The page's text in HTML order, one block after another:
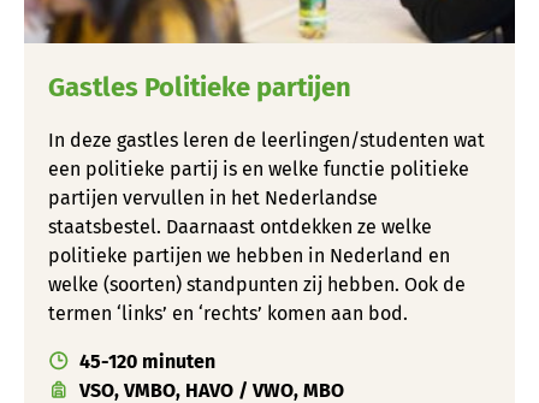
Gastles Politieke partijen
In deze gastles leren de leerlingen/studenten wat
een politieke partij is en welke functie politieke
partijen vervullen in het Nederlandse
staatsbestel. Daarnaast ontdekken ze welke
politieke partijen we hebben in Nederland en
welke (soorten) standpunten zij hebben. Ook de
termen ‘links’ en ‘rechts’ komen aan bod.
45-120 minuten
VSO, VMBO, HAVO / VWO, MBO